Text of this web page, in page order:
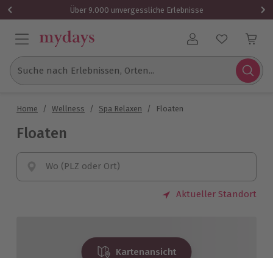
Über 9.000 unvergessliche Erlebnisse
Benutzerkonto
Suche nach Erlebnissen, Orten...
Home / Wellness / Spa Relaxen / Floaten
Floaten
Wo (PLZ oder Ort)
Aktueller Standort
Kartenansicht